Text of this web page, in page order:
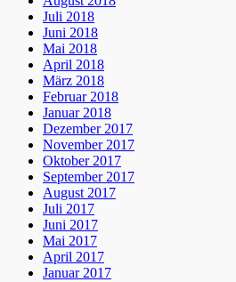
Juli 2018
Juni 2018
Mai 2018
April 2018
März 2018
Februar 2018
Januar 2018
Dezember 2017
November 2017
Oktober 2017
September 2017
August 2017
Juli 2017
Juni 2017
Mai 2017
April 2017
Januar 2017